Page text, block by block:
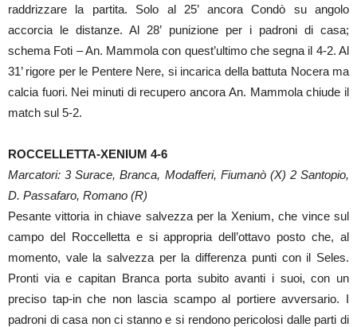
raddrizzare la partita. Solo al 25’ ancora Condò su angolo
accorcia le distanze. Al 28’ punizione per i padroni di casa;
schema Foti – An. Mammola con quest’ultimo che segna il 4-2. Al
31’ rigore per le Pentere Nere, si incarica della battuta Nocera ma
calcia fuori. Nei minuti di recupero ancora An. Mammola chiude il
match sul 5-2.
ROCCELLETTA-XENIUM 4-6
Marcatori: 3 Surace, Branca, Modafferi, Fiumanò (X) 2 Santopio,
D. Passafaro, Romano (R)
Pesante vittoria in chiave salvezza per la Xenium, che vince sul
campo del Roccelletta e si appropria dell’ottavo posto che, al
momento, vale la salvezza per la differenza punti con il Seles.
Pronti via e capitan Branca porta subito avanti i suoi, con un
preciso tap-in che non lascia scampo al portiere avversario. I
padroni di casa non ci stanno e si rendono pericolosi dalle parti di